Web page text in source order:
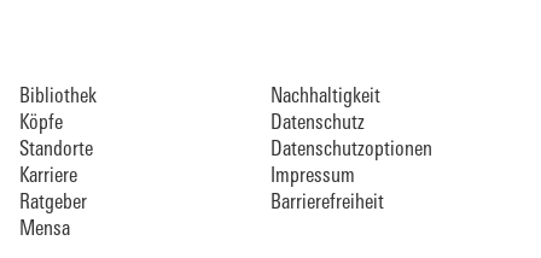
Bibliothek
Köpfe
Standorte
Karriere
Ratgeber
Mensa
Nachhaltigkeit
Datenschutz
Datenschutzoptionen
Impressum
Barrierefreiheit